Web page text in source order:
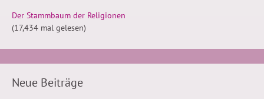
Der Stammbaum der Religionen
(17,434 mal gelesen)
Neue Beiträge